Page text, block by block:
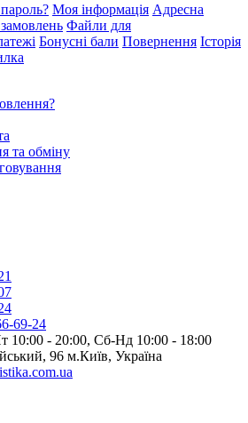
Моя інформація Адресна
замовлень Файли для
Бонусні бали Повернення Історія
та обміну
69-24
10:00 - 20:00, Сб-Нд 10:00 - 18:00
96 м.Київ, Україна